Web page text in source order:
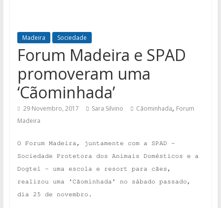
Madeira Sociedade
Forum Madeira e SPAD
promoveram uma
‘Cãominhada’
29 Novembro, 2017 Sara Silvino Cãominhada, Forum
Madeira
O Forum Madeira, juntamente com a SPAD –
Sociedade Protetora dos Animais Domésticos e a
Dogtel – uma escola e resort para cães,
realizou uma ‘Cãominhada’ no sábado passado,
dia 25 de novembro.